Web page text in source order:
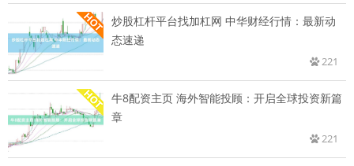
炒股杠杆平台找加杠网 中华财经行情：最新动
态速递
221
牛8配资主页 海外智能投顾：开启全球投资新篇
章
221